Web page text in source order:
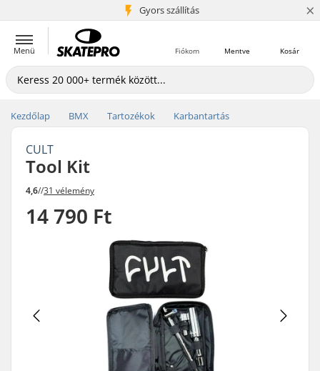
Gyors szállítás
5+ millió ügyfél ×
Menü Kosár
Mentve
Fiókom
Kezdőlap BMX Tartozékok Karbantartás
CULT
Tool Kit
4,6//31 vélemény
14 790 Ft